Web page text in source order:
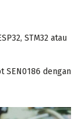
STM32 atau
SEN0186 dengan